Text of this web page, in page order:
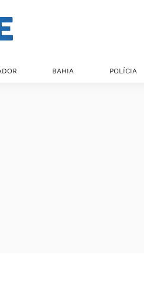
BAHIA POLÍCIA